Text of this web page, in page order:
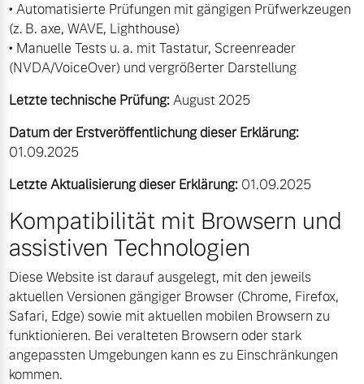
• Automatisierte Prüfungen mit gängigen Prüfwerkzeugen
(z. B. axe, WAVE, Lighthouse)
• Manuelle Tests u. a. mit Tastatur, Screenreader
(NVDA/VoiceOver) und vergrößerter Darstellung
Letzte technische Prüfung:August 2025
Datum der Erstveröffentlichung dieser Erklärung:
01.09.2025
Letzte Aktualisierung dieser Erklärung: 01.09.2025
Kompatibilität mit Browsern und
assistiven Technologien
Diese Website ist darauf ausgelegt, mit den jeweils
aktuellen Versionen gängiger Browser (Chrome, Firefox,
Safari, Edge) sowie mit aktuellen mobilen Browsern zu
funktionieren. Bei veralteten Browsern oder stark
angepassten Umgebungen kann es zu Einschränkungen
kommen.